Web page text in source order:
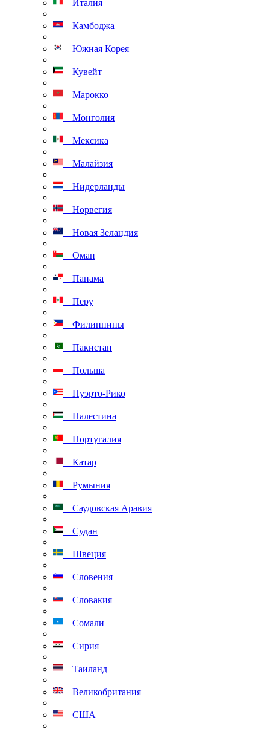
Италия
Камбоджа
Южная Корея
Кувейт
Марокко
Монголия
Мексика
Малайзия
Нидерланды
Норвегия
Новая Зеландия
Оман
Панама
Перу
Филиппины
Пакистан
Польша
Пуэрто-Рико
Палестина
Португалия
Катар
Румыния
Саудовская Аравия
Судан
Швеция
Словения
Словакия
Сомали
Сирия
Таиланд
Великобритания
США